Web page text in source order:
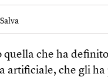
che ha
artificiale, che gli